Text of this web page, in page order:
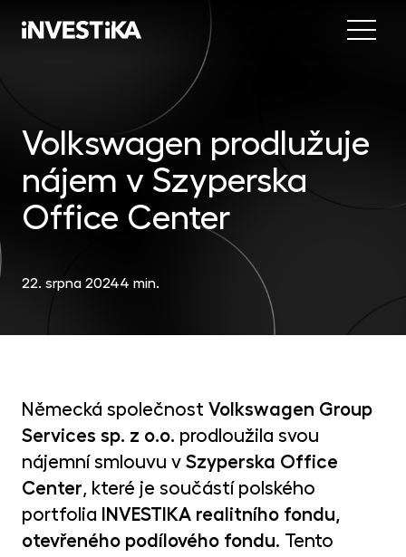
Menu
Volkswagen prodlužuje
nájem v Szyperska
Office Center
22. srpna 20244 min.
Německá společnost Volkswagen Group
Services sp. z o.o. prodloužila svou
nájemní smlouvu v Szyperska Office
Center, které je součástí polského
portfolia
INVESTIKA realitního fondu,
otevřeného podílového fondu. Tento